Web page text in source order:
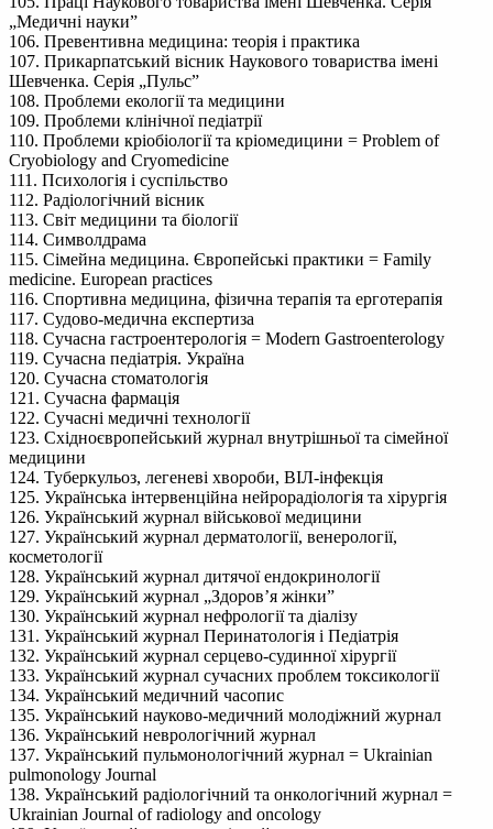
„Медичні науки”
106. Превентивна медицина: теорія і практика
107. Прикарпатський вісник Наукового товариства імені
Шевченка. Серія „Пульс”
108. Проблеми екології та медицини
109. Проблеми клінічної педіатрії
110. Проблеми кріобіології та кріомедицини = Problem of
Cryobiology and Cryomedicine
111. Психологія і суспільство
112. Радіологічний вісник
113. Світ медицини та біології
114. Символдрама
115. Сімейна медицина. Європейські практики = Family
medicine. European practices
116. Спортивна медицина, фізична терапія та ерготерапія
117. Судово-медична експертиза
118. Сучасна гастроентерологія = Modern Gastroenterology
119. Сучасна педіатрія. Україна
120. Сучасна стоматологія
121. Сучасна фармація
122. Сучасні медичні технології
123. Східноєвропейський журнал внутрішньої та сімейної
медицини
124. Туберкульоз, легеневі хвороби, ВІЛ-інфекція
125. Українська інтервенційна нейрорадіологія та хірургія
126. Український журнал військової медицини
127. Український журнал дерматології, венерології,
косметології
128. Український журнал дитячої ендокринології
129. Український журнал „Здоров’я жінки”
130. Український журнал нефрології та діалізу
131. Український журнал Перинатологія і Педіатрія
132. Український журнал серцево-судинної хірургії
133. Український журнал сучасних проблем токсикології
134. Український медичний часопис
135. Український науково-медичний молодіжний журнал
136. Український неврологічний журнал
137. Український пульмонологічний журнал = Ukrainian
pulmonology Journal
138. Український радіологічний та онкологічний журнал =
Ukrainian Journal of radiology and oncology